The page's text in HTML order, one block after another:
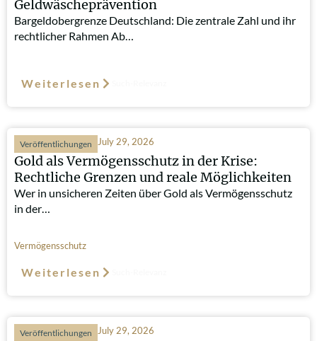
Geldwäscheprävention
Bargeldobergrenze Deutschland: Die zentrale Zahl und ihr
rechtlicher Rahmen Ab…
Weiterlesen
Veröffentlichungen July 29, 2026
Gold als Vermögensschutz in der Krise:
Rechtliche Grenzen und reale Möglichkeiten
Wer in unsicheren Zeiten über Gold als Vermögensschutz
in der…
Vermögensschutz
Weiterlesen
Veröffentlichungen July 29, 2026